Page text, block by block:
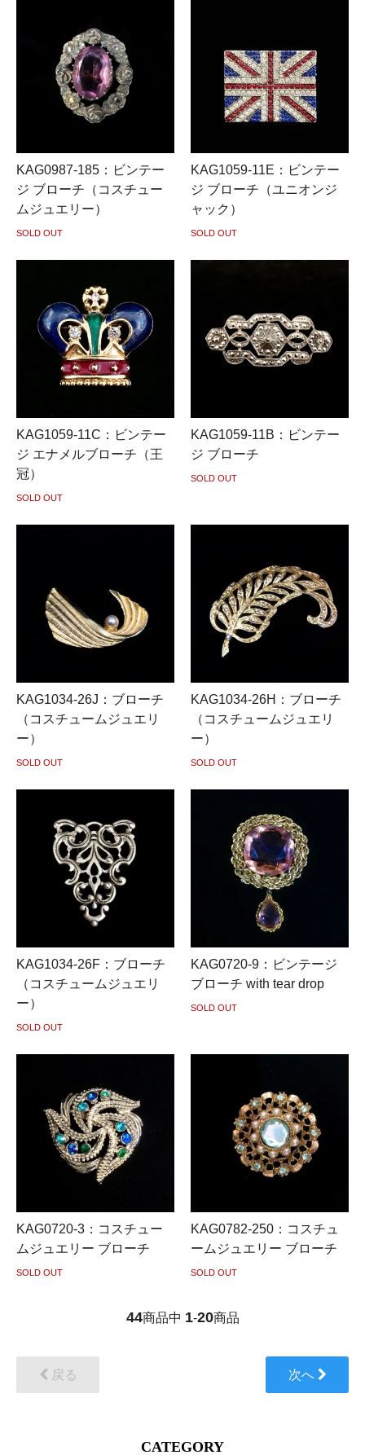
KAG0987-185：ビンテー
ジ ブローチ（コスチュー
ムジュエリー）
SOLD OUT
KAG1059-11E：ビンテー
ジ ブローチ（ユニオンジ
ャック）
SOLD OUT
KAG1059-11C：ビンテー
ジ エナメルブローチ（王
冠）
SOLD OUT
KAG1059-11B：ビンテー
ジ ブローチ
SOLD OUT
KAG1034-26J：ブローチ
（コスチュームジュエリ
ー）
SOLD OUT
KAG1034-26H：ブローチ
（コスチュームジュエリ
ー）
SOLD OUT
KAG1034-26F：ブローチ
（コスチュームジュエリ
ー）
SOLD OUT
KAG0720-9：ビンテージ
ブローチ with tear drop
SOLD OUT
KAG0720-3：コスチュー
ムジュエリー ブローチ
SOLD OUT
KAG0782-250：コスチュ
ームジュエリー ブローチ
SOLD OUT
44商品中 1-20商品
戻る 次へ
CATEGORY